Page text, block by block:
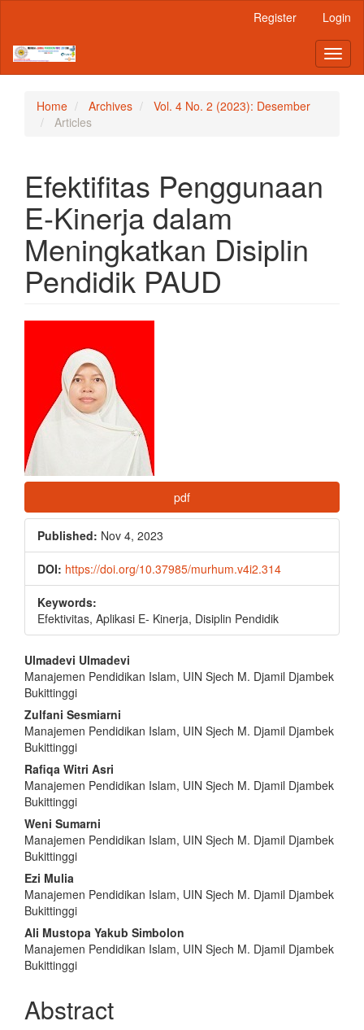
Content
Sidebar
Register Login
Home Archives
Vol. 4 No. 2 (2023): Desember
Articles
Efektifitas Penggunaan
E-Kinerja dalam
Meningkatkan Disiplin
Pendidik PAUD
Sidebar
pdf
Published: Nov 4, 2023
DOI: https://doi.org/10.37985/murhum.v4i2.314
Keywords:
Efektivitas, Aplikasi E- Kinerja, Disiplin Pendidik
Main
Article
Content
Ulmadevi Ulmadevi
Manajemen Pendidikan Islam, UIN Sjech M. Djamil Djambek
Bukittinggi
Zulfani Sesmiarni
Manajemen Pendidikan Islam, UIN Sjech M. Djamil Djambek
Bukittinggi
Rafiqa Witri Asri
Manajemen Pendidikan Islam, UIN Sjech M. Djamil Djambek
Bukittinggi
Weni Sumarni
Manajemen Pendidikan Islam, UIN Sjech M. Djamil Djambek
Bukittinggi
Ezi Mulia
Manajemen Pendidikan Islam, UIN Sjech M. Djamil Djambek
Bukittinggi
Ali Mustopa Yakub Simbolon
Manajemen Pendidikan Islam, UIN Sjech M. Djamil Djambek
Bukittinggi
Abstract